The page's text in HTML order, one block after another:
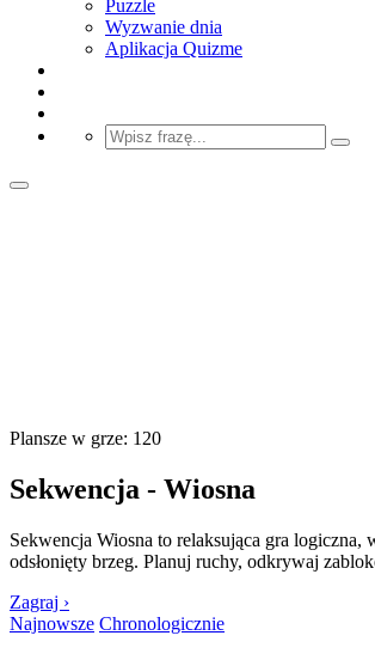
Puzzle
Wyzwanie dnia
Aplikacja Quizme
Plansze w grze: 120
Sekwencja - Wiosna
Sekwencja Wiosna to relaksująca gra
odsłonięty brzeg. Planuj ruchy, odkrywaj
Zagraj ›
Najnowsze Chronologicznie